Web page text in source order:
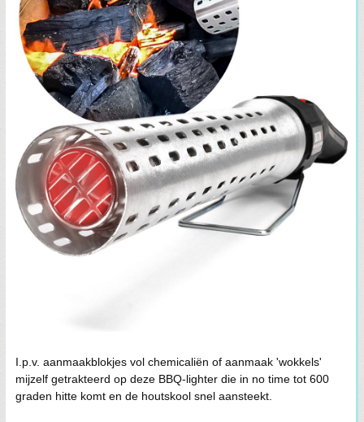
I.p.v. aanmaakblokjes vol chemicaliën of aanmaak 'wokkels'
mijzelf getrakteerd op deze BBQ-lighter die in no time tot 600
graden hitte komt en de houtskool snel aansteekt.